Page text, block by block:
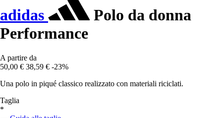
adidas
Polo da donna
Performance
A partire da
50,00 € 38,59 € -23%
Una polo in piqué classico realizzato con materiali riciclati.
Taglia
*